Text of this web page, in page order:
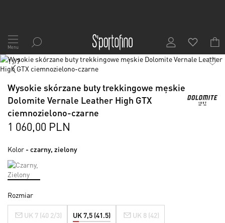
Przejdź
do
treści
Menu
Skip
to
end
the
images
gallery
1/7
the
beginning
the
Wysokie skórzane buty trekkingowe męskie
Dolomite Vernale Leather High GTX
ciemnozielono-czarne
1 060,00 PLN
Kolor - czarny, zielony
Rozmiar
UK 7 (40 2/3) UK 7,5 (41.5) UK 8 (42)